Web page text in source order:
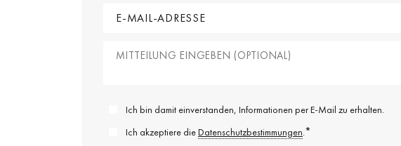
Ich bin damit einverstanden, Informationen per E-Mail zu erhalten.
Ich akzeptiere dieDatenschutzbestimmungen.*